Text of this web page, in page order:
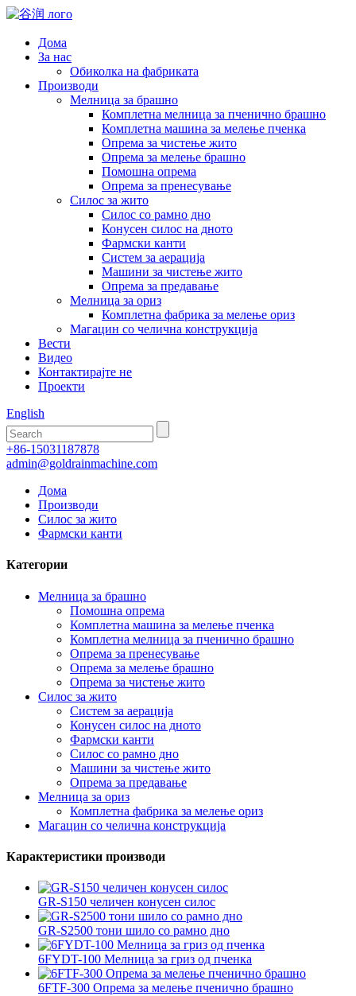
Дома
За нас
Обиколка на фабриката
Производи
Мелница за брашно
Комплетна мелница за пченично брашно
Комплетна машина за мелење пченка
Опрема за чистење жито
Опрема за мелење брашно
Помошна опрема
Опрема за пренесување
Силос за жито
Силос со рамно дно
Конусен силос на дното
Фармски канти
Систем за аерација
Машини за чистење жито
Опрема за предавање
Мелница за ориз
Комплетна фабрика за мелење ориз
Магацин со челична конструкција
Вести
Видео
Контактирајте не
Проекти
English
+86-15031187878
admin@goldrainmachine.com
Дома
Производи
Силос за жито
Фармски канти
Категории
Мелница за брашно
Помошна опрема
Комплетна машина за мелење пченка
Комплетна мелница за пченично брашно
Опрема за пренесување
Опрема за мелење брашно
Опрема за чистење жито
Силос за жито
Систем за аерација
Конусен силос на дното
Фармски канти
Силос со рамно дно
Машини за чистење жито
Опрема за предавање
Мелница за ориз
Комплетна фабрика за мелење ориз
Магацин со челична конструкција
Карактеристики производи
GR-S150 челичен конусен силос
GR-S2500 тони шило со рамно дно
6FYDT-100 Мелница за гриз од пченка
6FTF-300 Опрема за мелење пченично брашно